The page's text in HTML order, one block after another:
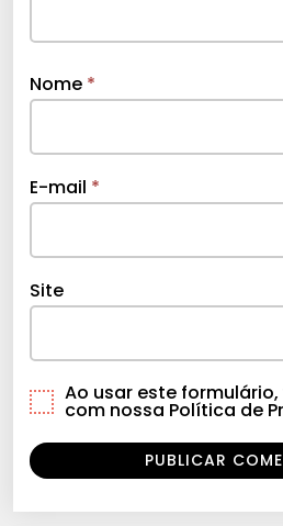
Nome *
E-mail *
Site
Ao usar este
com nossa Política de